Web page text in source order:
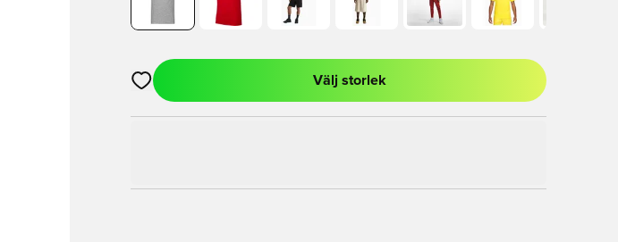
Öppnar en Modal för att logga in eller registrera dig som medlem
Välj storlek